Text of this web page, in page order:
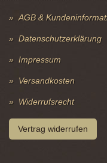
AGB &
Datenschutzerklärung
Impressum
Versandkosten
Widerrufsrecht
Vertrag widerrufen